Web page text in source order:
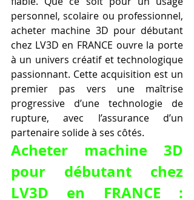
personnel, scolaire ou professionnel,
acheter machine 3D pour débutant
chez LV3D en FRANCE ouvre la porte
à un univers créatif et technologique
passionnant. Cette acquisition est un
premier pas vers une maîtrise
progressive d’une technologie de
rupture, avec l’assurance d’un
partenaire solide à ses côtés.
Acheter machine 3D
pour débutant chez
LV3D en FRANCE :